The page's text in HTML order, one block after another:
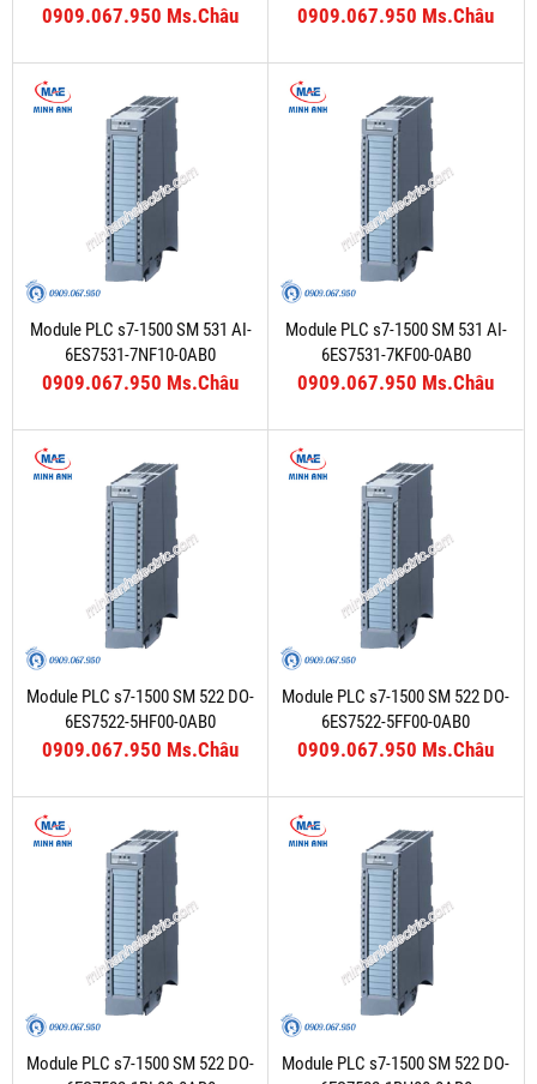
0909.067.950 Ms.Châu 0909.067.950 Ms.Châu
Module PLC s7-1500 SM 531 AI-
6ES7531-7NF10-0AB0
0909.067.950 Ms.Châu
Module PLC s7-1500 SM 531 AI-
6ES7531-7KF00-0AB0
0909.067.950 Ms.Châu
Module PLC s7-1500 SM 522 DO-
6ES7522-5HF00-0AB0
0909.067.950 Ms.Châu
Module PLC s7-1500 SM 522 DO-
6ES7522-5FF00-0AB0
0909.067.950 Ms.Châu
Module PLC s7-1500 SM 522 DO-
Module PLC s7-1500 SM 522 DO-